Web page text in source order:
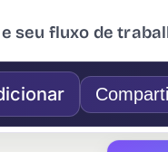
seu fluxo de